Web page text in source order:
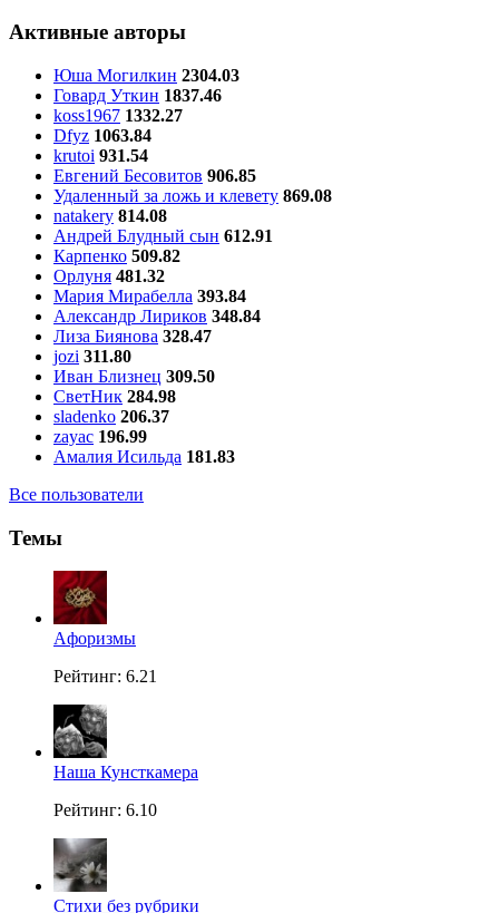
Активные авторы
Юша Могилкин 2304.03
Говард Уткин 1837.46
koss1967 1332.27
Dfyz 1063.84
krutoi 931.54
Евгений Бесовитов 906.85
Удаленный за ложь и клевету 869.08
natakery 814.08
Андрей Блудный сын 612.91
Карпенко 509.82
Орлуня 481.32
Мария Мирабелла 393.84
Александр Лириков 348.84
Лиза Биянова 328.47
jozi 311.80
Иван Близнец 309.50
СветНик 284.98
sladenko 206.37
zayac 196.99
Амалия Исильда 181.83
Все пользователи
Темы
Aфоризмы
Рейтинг: 6.21
Наша Кунсткамера
Рейтинг: 6.10
Стихи без рубрики